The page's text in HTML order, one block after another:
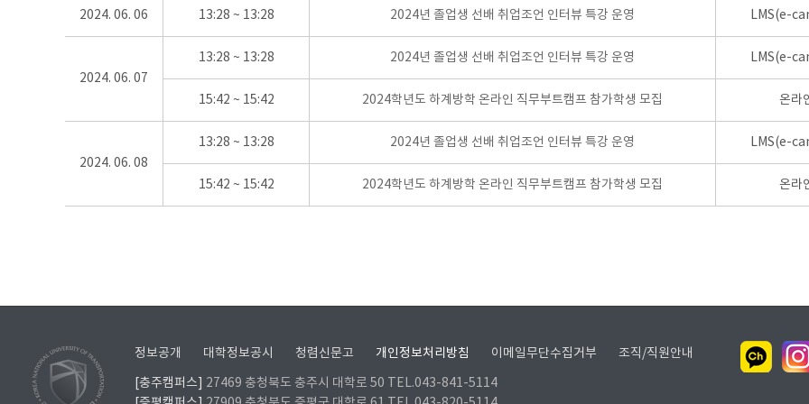
2024. 06. 06 13:28 ~ 13:28 2024년 졸업생 선배 취업조언 인터뷰 특강 운영 LMS(e-
2024. 06. 07
13:28 ~ 13:28 2024년 졸업생 선배 취업조언 인터뷰 특강 운영 LMS(e-
15:42 ~ 15:42 2024학년도 하계방학 온라인 직무부트캠프 참가학생 모집 온라
2024. 06. 08
13:28 ~ 13:28 2024년 졸업생 선배 취업조언 인터뷰 특강 운영 LMS(e-
15:42 ~ 15:42 2024학년도 하계방학 온라인 직무부트캠프 참가학생 모집 온라
정보공개 대학정보공시 청렴신문고 개인정보처리방침 이메일무단수집거부 조직/직원안내
[충주캠퍼스]
27469 충청북도 충주시 대학로 50 TEL.043-841-5114